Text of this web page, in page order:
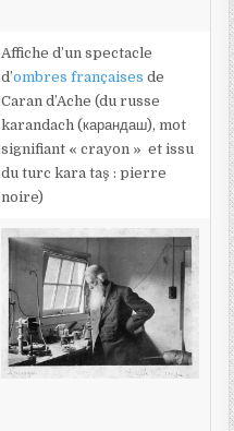
Affiche d’un spectacle
d’ombres françaises de
Caran d’Ache (du russe
karandach (карандаш), mot
signifiant « crayon » et issu
du turc kara taş : pierre
noire)